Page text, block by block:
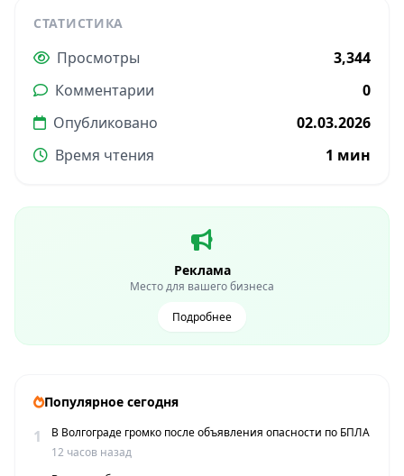
СТАТИСТИКА
Просмотры
3,344
Комментарии
0
Опубликовано
02.03.2026
Время чтения
1 мин
Реклама
Место для вашего бизнеса
Подробнее
Популярное сегодня
1
В Волгограде громко после объявления опасности по БПЛА
12 часов назад